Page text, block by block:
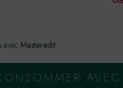
avec Masteredit